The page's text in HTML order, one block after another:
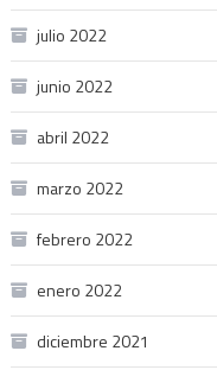
julio 2022
junio 2022
abril 2022
marzo 2022
febrero 2022
enero 2022
diciembre 2021